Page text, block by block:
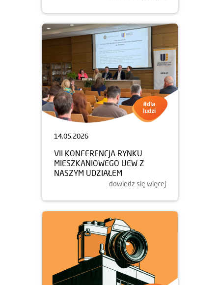
14.05.2026
VII KONFERENCJA RYNKU
MIESZKANIOWEGO UEW Z
NASZYM UDZIAŁEM
dowiedz się więcej